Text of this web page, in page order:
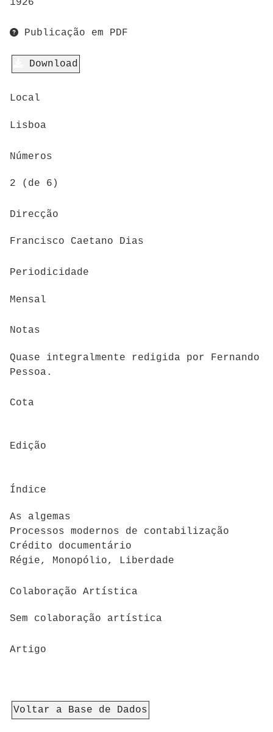
Publicação em PDF
Download
Local
Lisboa
Números
2 (de 6)
Direcção
Francisco Caetano Dias
Periodicidade
Mensal
Notas
Quase integralmente redigida por Fernando
Pessoa.
Cota
Edição
Índice
As algemas
Processos modernos de contabilização
Crédito documentário
Régie, Monopólio, Liberdade
Colaboração Artística
Sem colaboração artística
Artigo
Voltar a Base de Dados